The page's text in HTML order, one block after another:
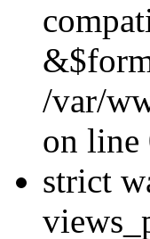
/var/
on line
strict